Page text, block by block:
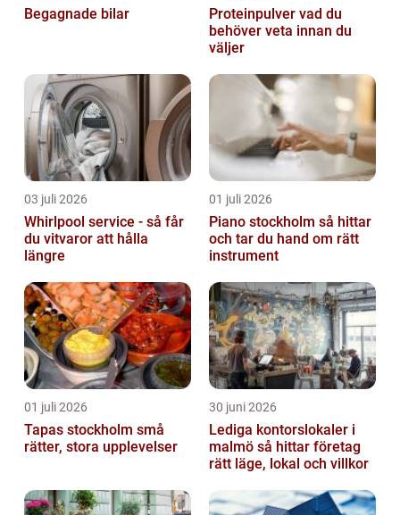
Begagnade bilar
Proteinpulver vad du
behöver veta innan du
väljer
03 juli 2026
Whirlpool service - så får
du vitvaror att hålla
längre
01 juli 2026
Piano stockholm så hittar
och tar du hand om rätt
instrument
01 juli 2026
Tapas stockholm små
rätter, stora upplevelser
30 juni 2026
Lediga kontorslokaler i
malmö så hittar företag
rätt läge, lokal och villkor